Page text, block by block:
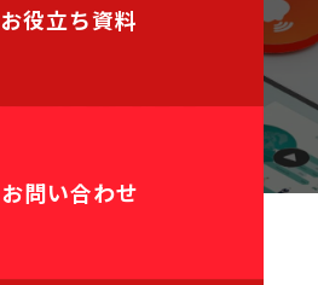
お役立ち資料
お問い合わせ